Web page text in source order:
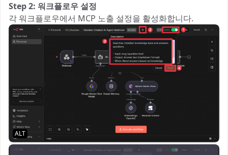
Step 2: 워크플로우 설정
각 워크플로우에서 MCP 노출 설정을 활성화합니다.
ALT